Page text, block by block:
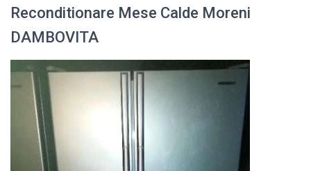
Reconditionare Mese Calde Moreni
DAMBOVITA